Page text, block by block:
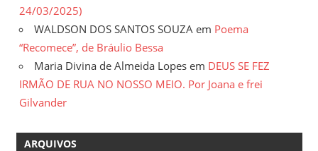
24/03/2025)
WALDSON DOS SANTOS SOUZA em Poema
“Recomece”, de Bráulio Bessa
Maria Divina de Almeida Lopes em DEUS SE FEZ
IRMÃO DE RUA NO NOSSO MEIO. Por Joana e frei
Gilvander
ARQUIVOS